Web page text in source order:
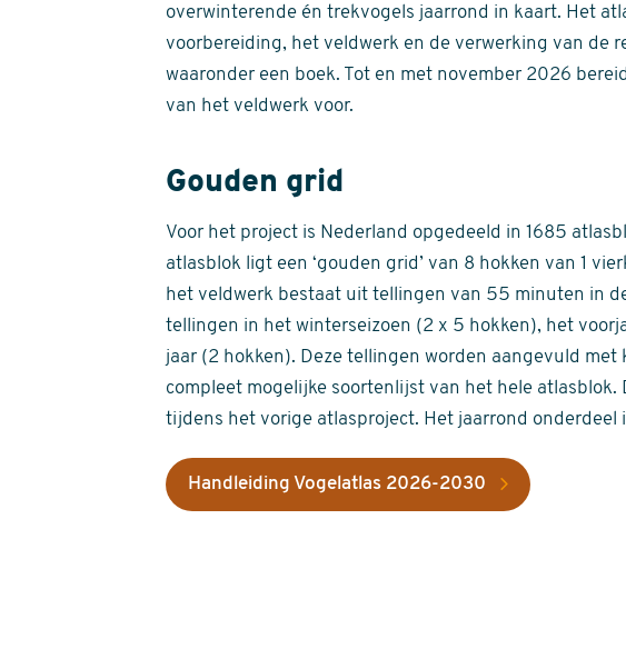
overwinterende én trekvogels jaarrond in kaart. Het
voorbereiding, het veldwerk en de verwerking van de
waaronder een boek. Tot en met november 2026
van het veldwerk voor.
Gouden grid
Voor het project is Nederland opgedeeld in 1685
atlasblok ligt een ‘gouden grid’ van 8 hokken van 1
het veldwerk bestaat uit tellingen van 55 minuten in
tellingen in het winterseizoen (2 x 5 hokken), het
jaar (2 hokken). Deze tellingen worden aangevuld
compleet mogelijke soortenlijst van het hele
tijdens het vorige atlasproject. Het jaarrond onderdeel
Handleiding Vogelatlas 2026-2030